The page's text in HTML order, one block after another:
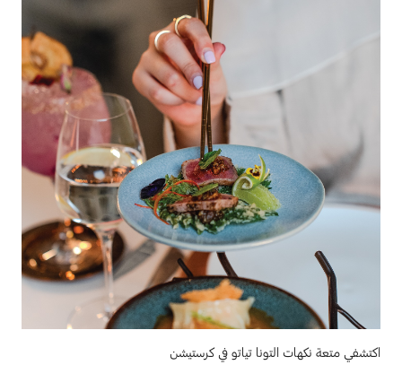
اكتشفي متعة نكهات التونا تياتو في كرستيشن